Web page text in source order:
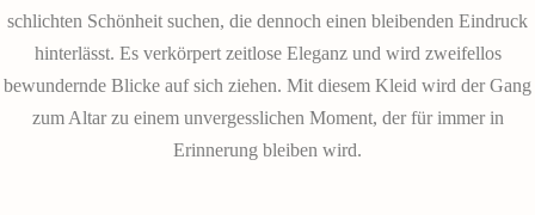
schlichten Schönheit suchen, die dennoch einen bleibenden Eindruck
hinterlässt. Es verkörpert zeitlose Eleganz und wird zweifellos
bewundernde Blicke auf sich ziehen. Mit diesem Kleid wird der Gang
zum Altar zu einem unvergesslichen Moment, der für immer in
Erinnerung bleiben wird.